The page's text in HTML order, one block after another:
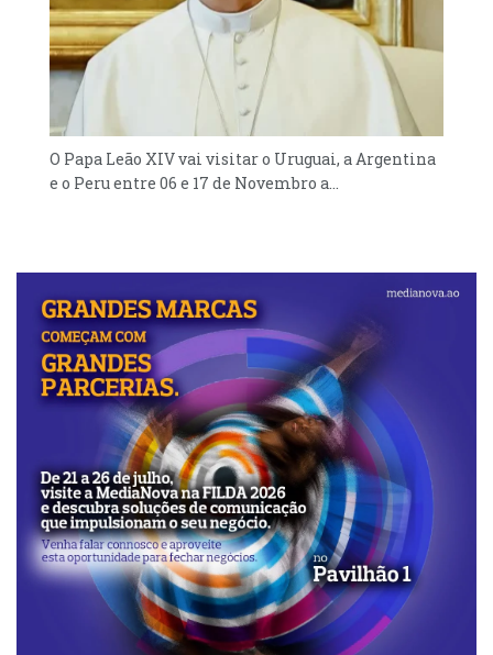
O Papa Leão XIV vai visitar o Uruguai, a Argentina
e o Peru entre 06 e 17 de Novembro a...